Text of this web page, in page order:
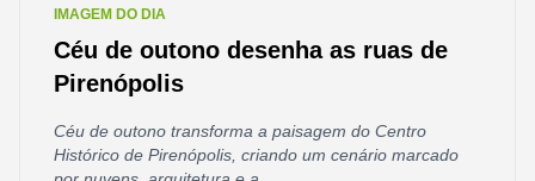
IMAGEM DO DIA
Céu de outono desenha as ruas de
Pirenópolis
Céu de outono transforma a paisagem do Centro
Histórico de Pirenópolis, criando um cenário marcado